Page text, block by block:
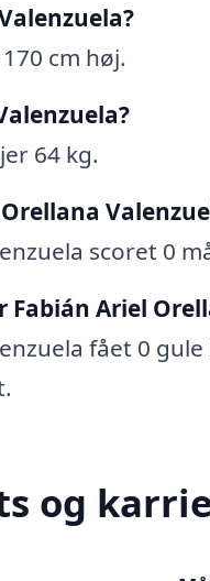
cm høj.
64 kg.
scoret 0
Ariel
fået 0
og